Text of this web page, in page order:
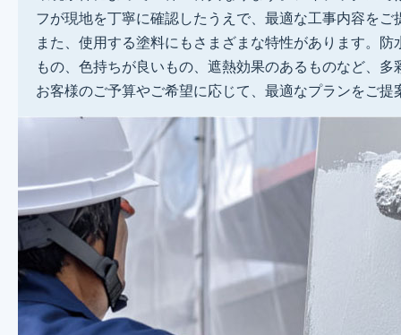
フが現地を丁寧に確認したうえで、最適な工事内容をご
また、使用する塗料にもさまざまな特性があります。防
もの、色持ちが良いもの、遮熱効果のあるものなど、多
お客様のご予算やご希望に応じて、最適なプランをご提